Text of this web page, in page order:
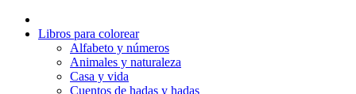
Libros para colorear
Alfabeto y números
Animales y naturaleza
Casa y vida
Cuentos de hadas y hadas